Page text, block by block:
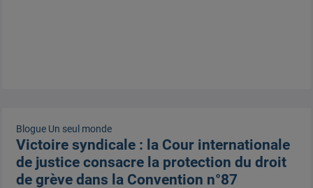
Blogue Un seul monde
Victoire syndicale : la Cour internationale
de justice consacre la protection du droit
de grève dans la Convention n°87